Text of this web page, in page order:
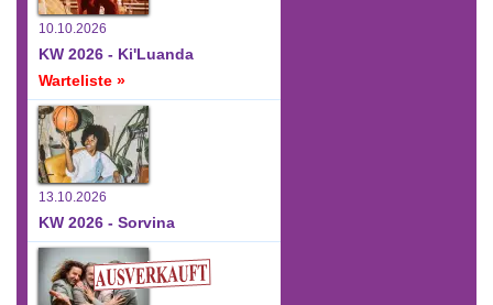
10.10.2026
KW 2026 - Ki'Luanda
Warteliste »
13.10.2026
KW 2026 - Sorvina